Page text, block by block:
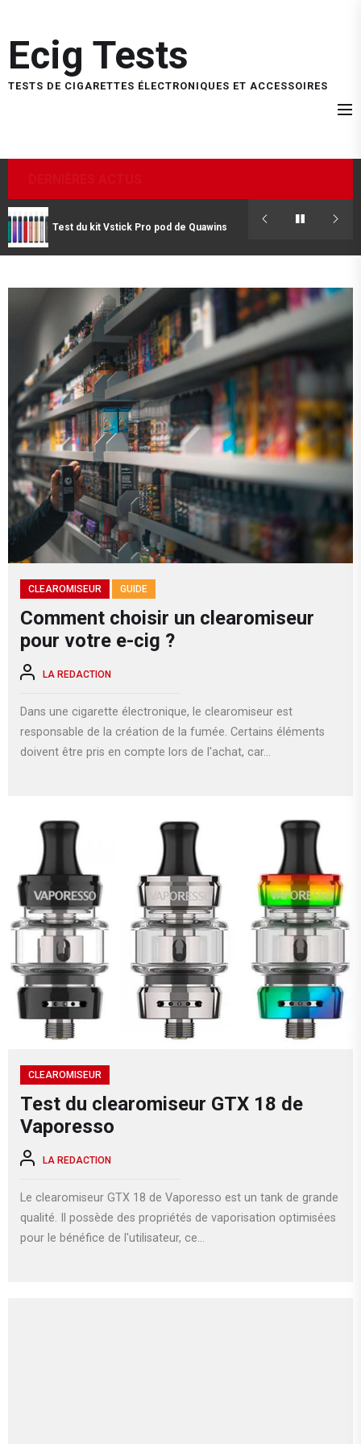
the
content
Ecig Tests
TESTS DE CIGARETTES ÉLECTRONIQUES ET ACCESSOIRES
Test du kit Vstick Pro pod de Quawins
CLEAROMISEUR GUIDE
Comment choisir un clearomiseur
pour votre e-cig ?
LA REDACTION
Dans une cigarette électronique, le clearomiseur est
responsable de la création de la fumée. Certains éléments
doivent être pris en compte lors de l'achat, car...
CLEAROMISEUR
Test du clearomiseur GTX 18 de
Vaporesso
LA REDACTION
Le clearomiseur GTX 18 de Vaporesso est un tank de grande
qualité. Il possède des propriétés de vaporisation optimisées
pour le bénéfice de l'utilisateur, ce...